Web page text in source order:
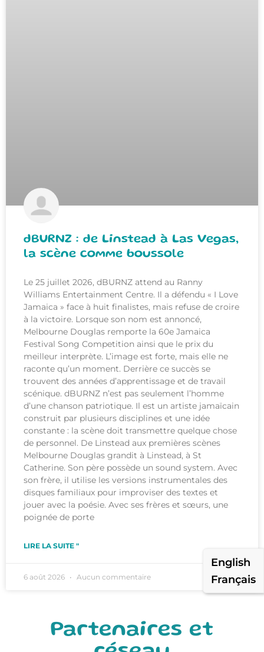
dBURNZ : de Linstead à Las Vegas,
la scène comme boussole
Le 25 juillet 2026, dBURNZ attend au Ranny
Williams Entertainment Centre. Il a défendu « I Love
Jamaica » face à huit finalistes, mais refuse de croire
à la victoire. Lorsque son nom est annoncé,
Melbourne Douglas remporte la 60e Jamaica
Festival Song Competition ainsi que le prix du
meilleur interprète. L’image est forte, mais elle ne
raconte qu’un moment. Derrière ce succès se
trouvent des années d’apprentissage et de travail
scénique. dBURNZ n’est pas seulement l’homme
d’une chanson patriotique. Il est un artiste jamaïcain
construit par plusieurs disciplines et une idée
constante : la scène doit transmettre quelque chose
de personnel. De Linstead aux premières scènes
Melbourne Douglas grandit à Linstead, à St
Catherine. Son père possède un sound system. Avec
son frère, il utilise les versions instrumentales des
disques familiaux pour improviser des textes et
jouer avec la poésie. Avec ses frères et sœurs, une
poignée de porte
LIRE LA SUITE "
6 août 2026 Aucun commentaire
Partenaires et
English
Français